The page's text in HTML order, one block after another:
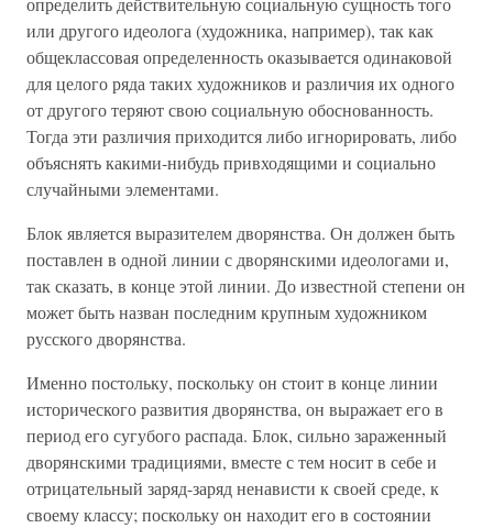
или другого идеолога (художника, например), так как
общеклассовая определенность оказывается одинаковой
для целого ряда таких художников и различия их одного
от другого теряют свою социальную обоснованность.
Тогда эти различия приходится либо игнорировать, либо
объяснять какими-нибудь привходящими и социально
случайными элементами.
Блок является выразителем дворянства. Он должен быть
поставлен в одной линии с дворянскими идеологами и,
так сказать, в конце этой линии. До известной степени он
может быть назван последним крупным художником
русского дворянства.
Именно постольку, поскольку он стоит в конце линии
исторического развития дворянства, он выражает его в
период его сугубого распада. Блок, сильно зараженный
дворянскими традициями, вместе с тем носит в себе и
отрицательный заряд-заряд ненависти к своей среде, к
своему классу; поскольку он находит его в состоянии